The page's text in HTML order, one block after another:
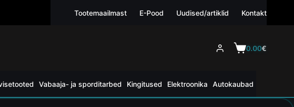
Tootemaailmast E-Pood Uudised/artiklid Kontakt
0.00€
Vabaaja- ja sporditarbed Kingitused Elektroonika Autokaubad